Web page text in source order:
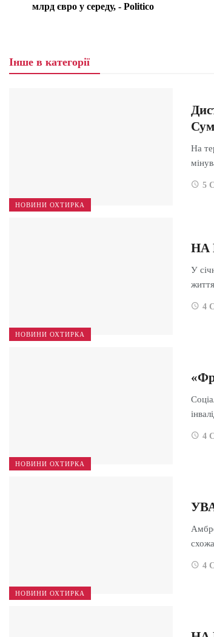
млрд євро у середу, - Politico
Інше в категорії
НОВИНИ ОХТИРКА
На
5
НОВИНИ ОХТИРКА
НА
У
4
НОВИНИ ОХТИРКА
4
НОВИНИ ОХТИРКА
4